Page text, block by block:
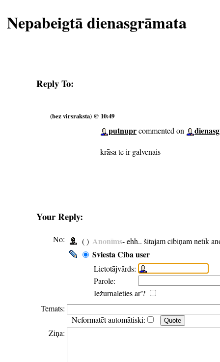
Nepabeigtā dienasgrāmata
Reply To:
(bez virsraksta) @ 10:49
putnuprcommented on
krāsa te ir galvenais
Your Reply:
No: ( ) Anonīms- ehh.. šitajam cibiņam netīk
Sviesta Ciba user
Lietotājvārds:
Parole:
Iežurnalēties ar'?
Temats:
Neformatēt automātiski:
Ziņa: